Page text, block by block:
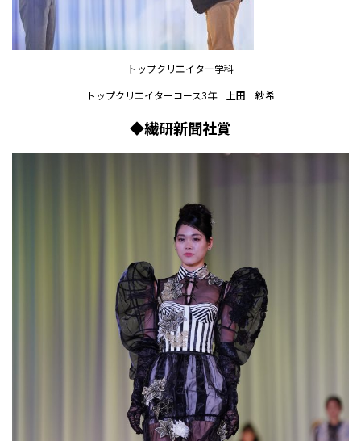
トップクリエイター学科
トップクリエイターコース3年
上田 紗希
◆繊研新聞社賞